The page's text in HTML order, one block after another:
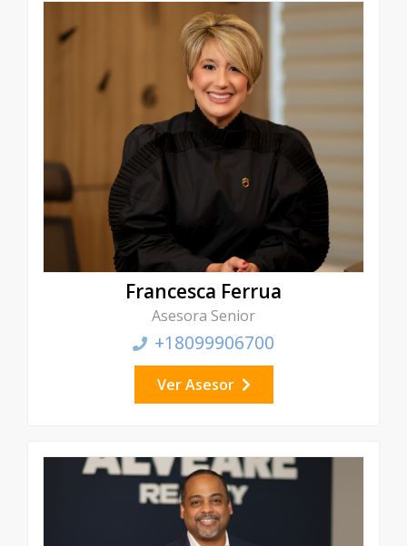
Francesca Ferrua
Asesora Senior
+18099906700
Ver Asesor